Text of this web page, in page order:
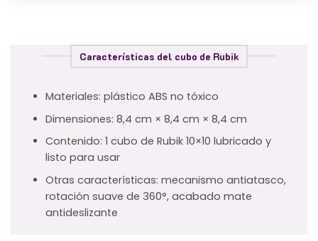
Características del cubo de Rubik
Materiales: plástico ABS no tóxico
Dimensiones: 8,4 cm × 8,4 cm × 8,4 cm
Contenido: 1 cubo de Rubik 10×10 lubricado y
listo para usar
Otras características: mecanismo antiatasco,
rotación suave de 360°, acabado mate
antideslizante